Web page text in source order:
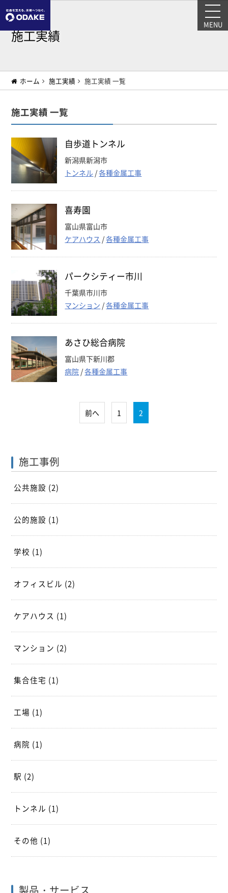
MENU
施工実績
ホーム 施工実績 施工実績 一覧
施工実績 一覧
自歩道トンネル
新潟県新潟市
トンネル /各種金属工事
喜寿園
富山県富山市
ケアハウス /各種金属工事
パークシティー市川
千葉県市川市
マンション /各種金属工事
あさひ総合病院
富山県下新川郡
病院 /各種金属工事
前へ 1 2
施工事例
公共施設 (2)
公的施設 (1)
学校 (1)
オフィスビル (2)
ケアハウス (1)
マンション (2)
集合住宅 (1)
工場 (1)
病院 (1)
駅 (2)
トンネル (1)
その他 (1)
製品・サービス